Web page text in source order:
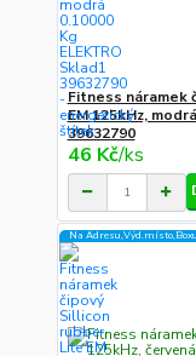
Fitness náramek
EM 125kHz,
39632790
46 Kč/ks
Na Adresu,Výd.místo,Boxu